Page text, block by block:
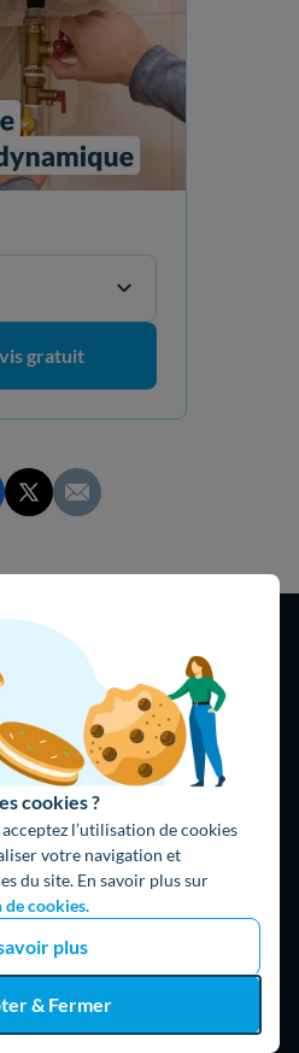
cookies ?
l’utilisation de cookies
votre navigation et
du site. En savoir plus sur
cookies.
plus
& Fermer
gratuit
4,9/5
avisGoogle